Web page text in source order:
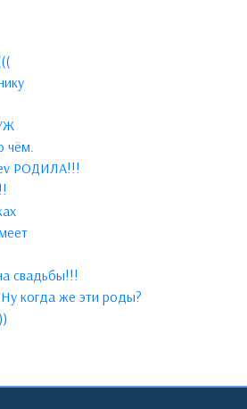
чём.
РОДИЛА!!!
свадьбы!!!
когда же эти роды?